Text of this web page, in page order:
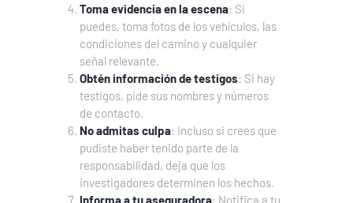
Toma evidencia en la escena: Si
puedes, toma fotos de los vehículos, las
condiciones del camino y cualquier
señal relevante.
Obtén información de testigos: Si hay
testigos, pide sus nombres y números
de contacto.
No admitas culpa: Incluso si crees que
pudiste haber tenido parte de la
responsabilidad, deja que los
investigadores determinen los hechos.
Informa a tu aseguradora: Notifica a tu